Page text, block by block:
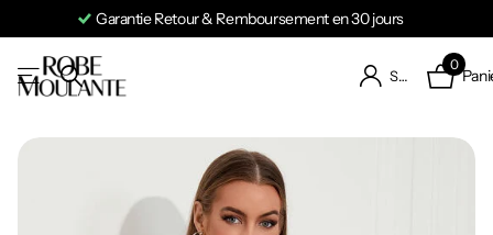
Garantie Retour & Remboursement en 30 jours
S'identifier
0